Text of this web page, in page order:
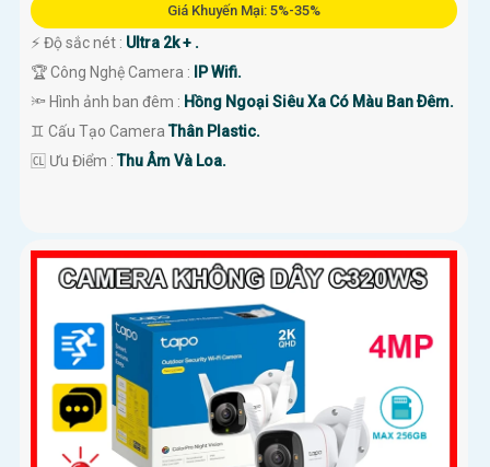
Giá Khuyến Mại: 5%-35%
️⚡ Độ sắc nét : Ultra 2k + .
🏆 Công Nghệ Camera : IP Wifi.
🔦 Hình ảnh ban đêm : Hồng Ngoại Siêu Xa Có Màu Ban Ðêm.
♊ Cấu Tạo CameraThân Plastic.
️🆑 Ưu Điểm :Thu Âm Và Loa.